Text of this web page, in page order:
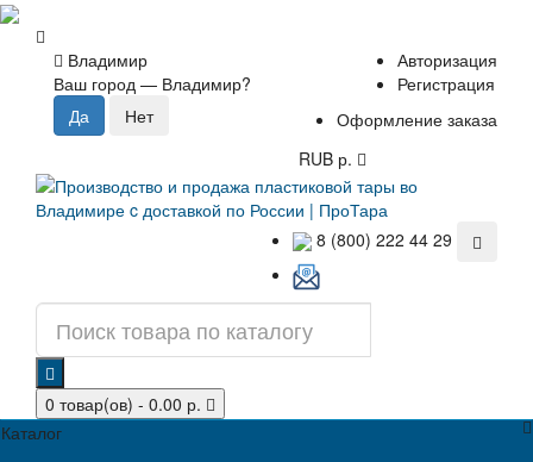
Владимир
Ваш город — Владимир?
Авторизация
Регистрация
Оформление заказа
RUB р.
8 (800) 222 44 29
0 товар(ов) - 0.00 р.
Каталог